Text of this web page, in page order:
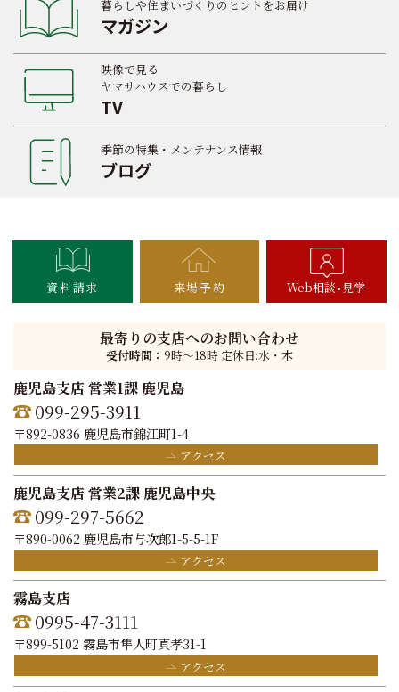
暮らしや住まいづくりのヒントをお届け
マガジン
映像で見る
ヤマサハウスでの暮らし
TV
季節の特集・メンテナンス情報
ブログ
資料請求 来場予約 Web相談 見学
最寄りの支店へのお問い合わせ
受付時間： 9時〜18時 定休日:水・木
鹿児島支店 営業1課 鹿児島
099-295-3911
〒892-0836 鹿児島市錦江町1-4
アクセス
鹿児島支店 営業2課 鹿児島中央
099-297-5662
〒890-0062 鹿児島市与次郎1-5-5-1F
アクセス
霧島支店
0995-47-3111
〒899-5102 霧島市隼人町真孝31-1
アクセス